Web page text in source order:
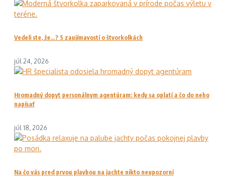
Vedeli ste, že…? 5 zaujímavostí o štvorkolkách
júl 24, 2026
Hromadný dopyt personálnym agentúram: kedy sa oplatí a čo do neho
napísať
júl 18, 2026
Na čo vás pred prvou plavbou na jachte nikto neupozorní